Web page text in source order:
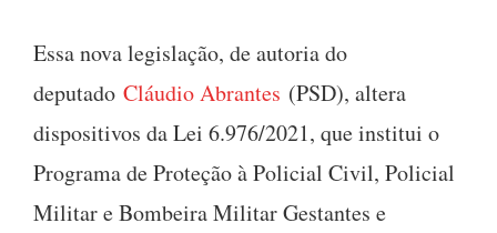
Essa nova legislação, de autoria do
deputado Cláudio Abrantes (PSD), altera
dispositivos da Lei 6.976/2021, que institui o
Programa de Proteção à Policial Civil, Policial
Militar e Bombeira Militar Gestantes e